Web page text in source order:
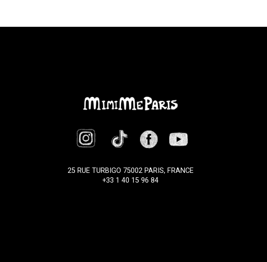
25 RUE TURBIGO 75002 PARIS, FRANCE
+33 1 40 15 96 84